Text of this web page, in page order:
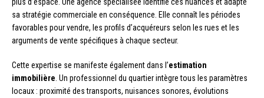
sa stratégie commerciale en conséquence. Elle connaît les périodes
favorables pour vendre, les profils d’acquéreurs selon les rues et les
arguments de vente spécifiques à chaque secteur.
Cette expertise se manifeste également dans l’estimation
immobilière . Un professionnel du quartier intègre tous les paramètres
locaux : proximité des transports, nuisances sonores, évolutions